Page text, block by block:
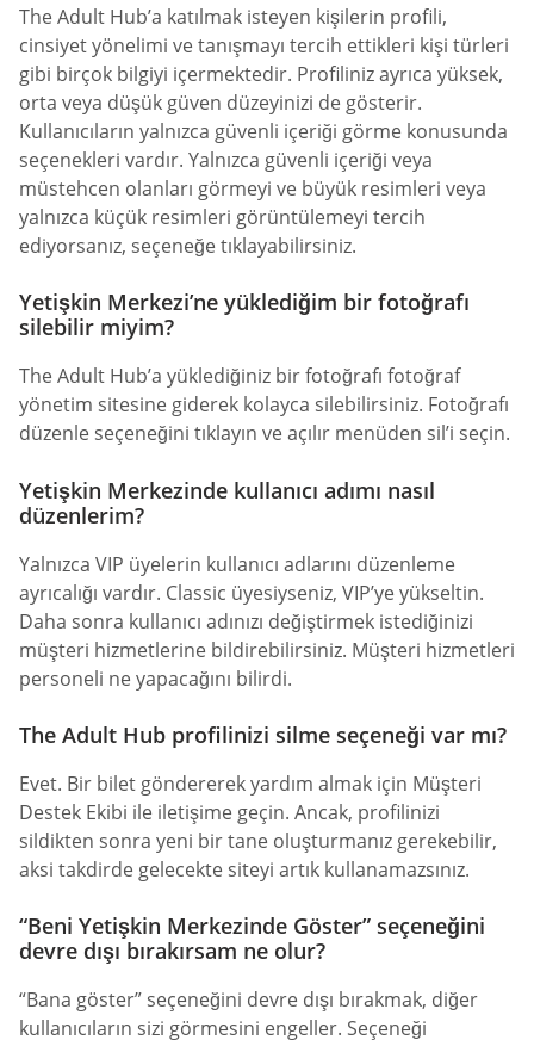
The Adult Hub’a katılmak isteyen kişilerin profili,
cinsiyet yönelimi ve tanışmayı tercih ettikleri kişi türleri
gibi birçok bilgiyi içermektedir. Profiliniz ayrıca yüksek,
orta veya düşük güven düzeyinizi de gösterir.
Kullanıcıların yalnızca güvenli içeriği görme konusunda
seçenekleri vardır. Yalnızca güvenli içeriği veya
müstehcen olanları görmeyi ve büyük resimleri veya
yalnızca küçük resimleri görüntülemeyi tercih
ediyorsanız, seçeneğe tıklayabilirsiniz.
Yetişkin Merkezi’ne yüklediğim bir fotoğrafı
silebilir miyim?
The Adult Hub’a yüklediğiniz bir fotoğrafı fotoğraf
yönetim sitesine giderek kolayca silebilirsiniz. Fotoğrafı
düzenle seçeneğini tıklayın ve açılır menüden sil’i seçin.
Yetişkin Merkezinde kullanıcı adımı nasıl
düzenlerim?
Yalnızca VIP üyelerin kullanıcı adlarını düzenleme
ayrıcalığı vardır. Classic üyesiyseniz, VIP’ye yükseltin.
Daha sonra kullanıcı adınızı değiştirmek istediğinizi
müşteri hizmetlerine bildirebilirsiniz. Müşteri hizmetleri
personeli ne yapacağını bilirdi.
The Adult Hub profilinizi silme seçeneği var mı?
Evet. Bir bilet göndererek yardım almak için Müşteri
Destek Ekibi ile iletişime geçin. Ancak, profilinizi
sildikten sonra yeni bir tane oluşturmanız gerekebilir,
aksi takdirde gelecekte siteyi artık kullanamazsınız.
“Beni Yetişkin Merkezinde Göster” seçeneğini
devre dışı bırakırsam ne olur?
“Bana göster” seçeneğini devre dışı bırakmak, diğer
kullanıcıların sizi görmesini engeller. Seçeneği